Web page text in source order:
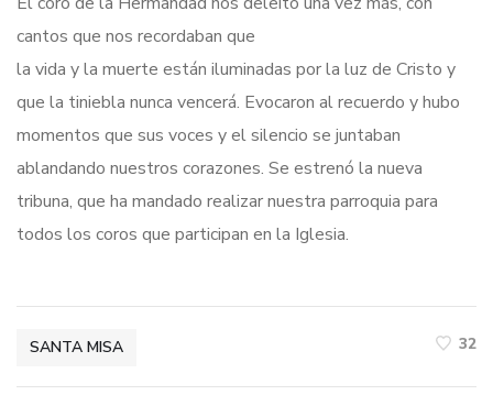
cantos que nos recordaban que
la vida y la muerte están iluminadas por la luz de Cristo y
que la tiniebla nunca vencerá. Evocaron al recuerdo y hubo
momentos que sus voces y el silencio se juntaban
ablandando nuestros corazones. Se estrenó la nueva
tribuna, que ha mandado realizar nuestra parroquia para
todos los coros que participan en la Iglesia.
SANTA MISA 32